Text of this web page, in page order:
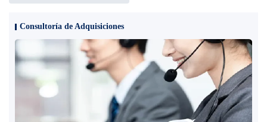
Consultoría de Adquisiciones